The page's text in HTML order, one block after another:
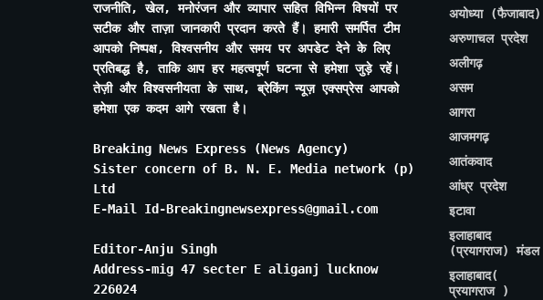
राजनीति, खेल, मनोरंजन और व्यापार सहित विभिन्न विषयों पर
सटीक और ताज़ा जानकारी प्रदान करते हैं। हमारी समर्पित टीम
आपको निष्पक्ष, विश्वसनीय और समय पर अपडेट देने के लिए
प्रतिबद्ध है, ताकि आप हर महत्वपूर्ण घटना से हमेशा जुड़े रहें।
तेज़ी और विश्वसनीयता के साथ, ब्रेकिंग न्यूज़ एक्सप्रेस आपको
हमेशा एक कदम आगे रखता है।
Breaking News Express (News Agency)
Sister concern of B. N. E. Media network (p)
Ltd
E-Mail Id-Breakingnewsexpress@gmail.com
Editor-Anju Singh
Address-mig 47 secter E aliganj lucknow
226024
अयोध्या (फैजाबाद)
अरुणाचल प्रदेश
अलीगढ़
असम
आगरा
आजमगढ़
आतंकवाद
आंध्र प्रदेश
इटावा
इलाहाबाद
(प्रयागराज) मंडल
इलाहाबाद(
प्रयागराज )